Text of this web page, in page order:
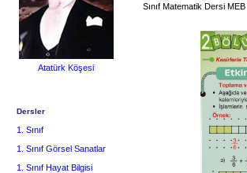
Sınıf Matematik Dersi
Atatürk Köşesi
Dersler
1. Sınıf
1. Sınıf Görsel Sanatlar
1. Sınıf Hayat Bilgisi